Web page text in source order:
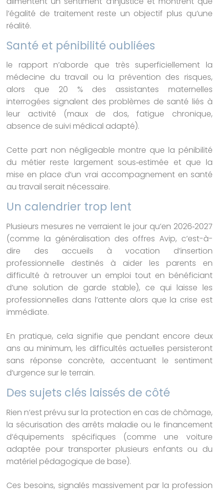
l’égalité de traitement reste un objectif plus qu’une
réalité.
Santé et pénibilité oubliées
le rapport n’aborde que très superficiellement la
médecine du travail ou la prévention des risques,
alors que 20 % des assistantes maternelles
interrogées signalent des problèmes de santé liés à
leur activité (maux de dos, fatigue chronique,
absence de suivi médical adapté).
Cette part non négligeable montre que la pénibilité
du métier reste largement sous‑estimée et que la
mise en place d’un vrai accompagnement en santé
au travail serait nécessaire.
Un calendrier trop lent
Plusieurs mesures ne verraient le jour qu’en 2026‑2027
(comme la généralisation des offres Avip, c’est-à-
dire des accueils à vocation d’insertion
professionnelle destinés à aider les parents en
difficulté à retrouver un emploi tout en bénéficiant
d’une solution de garde stable), ce qui laisse les
professionnelles dans l’attente alors que la crise est
immédiate.
En pratique, cela signifie que pendant encore deux
ans au minimum, les difficultés actuelles persisteront
sans réponse concrète, accentuant le sentiment
d’urgence sur le terrain.
Des sujets clés laissés de côté
Rien n’est prévu sur la protection en cas de chômage,
la sécurisation des arrêts maladie ou le financement
d’équipements spécifiques (comme une voiture
adaptée pour transporter plusieurs enfants ou du
matériel pédagogique de base).
Ces besoins, signalés massivement par la profession